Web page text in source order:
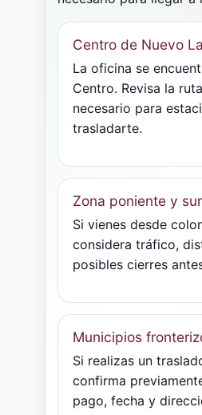
Centro de Nuevo
La oficina se
Centro. Revisa la
necesario para
trasladarte.
Zona poniente y sur
Si vienes desde
considera tráfico,
posibles cierres
Municipios
Si realizas un
confirma
pago, fecha y